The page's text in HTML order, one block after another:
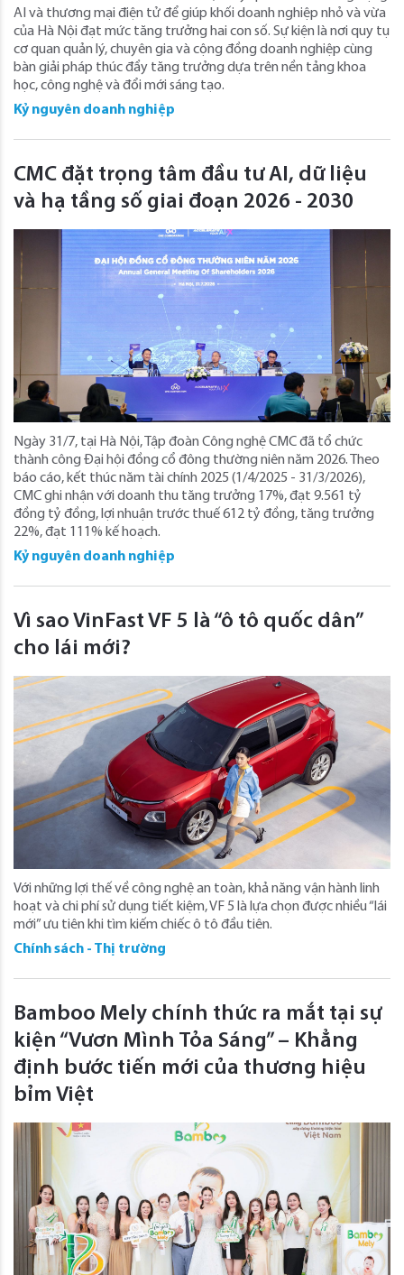
AI và thương mại điện tử để giúp khối doanh nghiệp nhỏ và vừa
của Hà Nội đạt mức tăng trưởng hai con số. Sự kiện là nơi quy tụ
cơ quan quản lý, chuyên gia và cộng đồng doanh nghiệp cùng
bàn giải pháp thúc đẩy tăng trưởng dựa trên nền tảng khoa
học, công nghệ và đổi mới sáng tạo.
Kỷ nguyên doanh nghiệp
CMC đặt trọng tâm đầu tư AI, dữ liệu
và hạ tầng số giai đoạn 2026 - 2030
Ngày 31/7, tại Hà Nội, Tập đoàn Công nghệ CMC đã tổ chức
thành công Đại hội đồng cổ đông thường niên năm 2026. Theo
báo cáo, kết thúc năm tài chính 2025 (1/4/2025 - 31/3/2026),
CMC ghi nhận với doanh thu tăng trưởng 17%, đạt 9.561 tỷ
đồng tỷ đồng, lợi nhuận trước thuế 612 tỷ đồng, tăng trưởng
22%, đạt 111% kế hoạch.
Kỷ nguyên doanh nghiệp
Vì sao VinFast VF 5 là “ô tô quốc dân”
cho lái mới?
Với những lợi thế về công nghệ an toàn, khả năng vận hành linh
hoạt và chi phí sử dụng tiết kiệm, VF 5 là lựa chọn được nhiều “lái
mới” ưu tiên khi tìm kiếm chiếc ô tô đầu tiên.
Chính sách - Thị trường
Bamboo Mely chính thức ra mắt tại sự
kiện “Vươn Mình Tỏa Sáng” – Khẳng
định bước tiến mới của thương hiệu
bỉm Việt